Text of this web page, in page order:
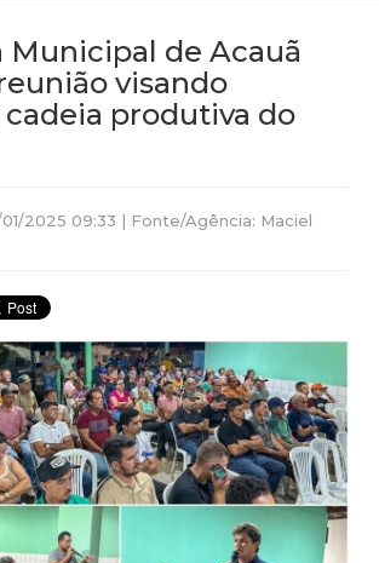
Municipal de Acauã
visando
produtiva do
2025 09:33 | Fonte/Agência: Maciel